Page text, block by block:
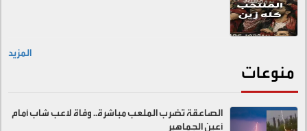
المزيد
منوعات
الصاعقة تضرب الملعب مباشرة.. وفاة لاعب شاب أمام
أعين الجماهير